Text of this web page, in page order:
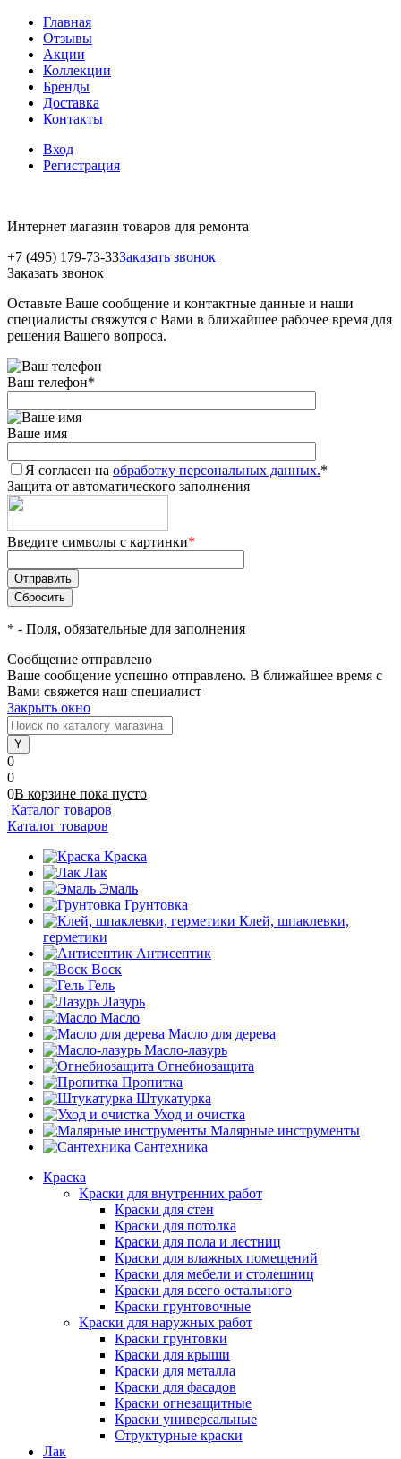
Главная
Отзывы
Акции
Коллекции
Бренды
Доставка
Контакты
Вход
Регистрация
Интернет магазин товаров для ремонта
+7 (495) 179-73-33Заказать звонок
Заказать звонок
Оставьте Ваше сообщение и контактные данные и наши
специалисты свяжутся с Вами в ближайшее рабочее время для
решения Вашего вопроса.
Ваш телефон*
Ваше имя
Я согласен на обработку персональных данных.*
Защита от автоматического заполнения
Введите символы с картинки*
* - Поля, обязательные для заполнения
Сообщение отправлено
Ваше сообщение успешно отправлено. В ближайшее время с
Вами свяжется наш специалист
Закрыть окно
0
0
0В корзине пока пусто
Каталог товаров
Каталог товаров
Краска
Лак
Эмаль
Грунтовка
Клей, шпаклевки,
герметики
Антисептик
Воск
Гель
Лазурь
Масло
Масло для дерева
Масло-лазурь
Огнебиозащита
Пропитка
Штукатурка
Уход и очистка
Малярные инструменты
Сантехника
Краска
Краски для внутренних работ
Краски для стен
Краски для потолка
Краски для пола и лестниц
Краски для влажных помещений
Краски для мебели и столешниц
Краски для всего остального
Краски грунтовочные
Краски для наружных работ
Краски грунтовки
Краски для крыши
Краски для металла
Краски для фасадов
Краски огнезащитные
Краски универсальные
Структурные краски
Лак